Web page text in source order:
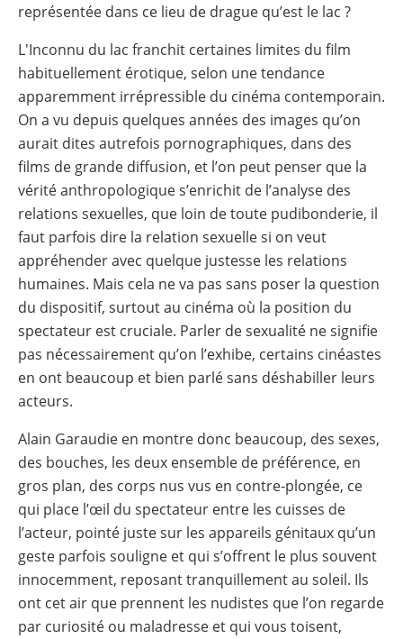
représentée dans ce lieu de drague qu’est le lac ?
L'Inconnu du lac franchit certaines limites du film
habituellement érotique, selon une tendance
apparemment irrépressible du cinéma contemporain.
On a vu depuis quelques années des images qu’on
aurait dites autrefois pornographiques, dans des
films de grande diffusion, et l’on peut penser que la
vérité anthropologique s’enrichit de l’analyse des
relations sexuelles, que loin de toute pudibonderie, il
faut parfois dire la relation sexuelle si on veut
appréhender avec quelque justesse les relations
humaines. Mais cela ne va pas sans poser la question
du dispositif, surtout au cinéma où la position du
spectateur est cruciale. Parler de sexualité ne signifie
pas nécessairement qu’on l’exhibe, certains cinéastes
en ont beaucoup et bien parlé sans déshabiller leurs
acteurs.
Alain Garaudie en montre donc beaucoup, des sexes,
des bouches, les deux ensemble de préférence, en
gros plan, des corps nus vus en contre-plongée, ce
qui place l’œil du spectateur entre les cuisses de
l’acteur, pointé juste sur les appareils génitaux qu’un
geste parfois souligne et qui s’offrent le plus souvent
innocemment, reposant tranquillement au soleil. Ils
ont cet air que prennent les nudistes que l’on regarde
par curiosité ou maladresse et qui vous toisent,